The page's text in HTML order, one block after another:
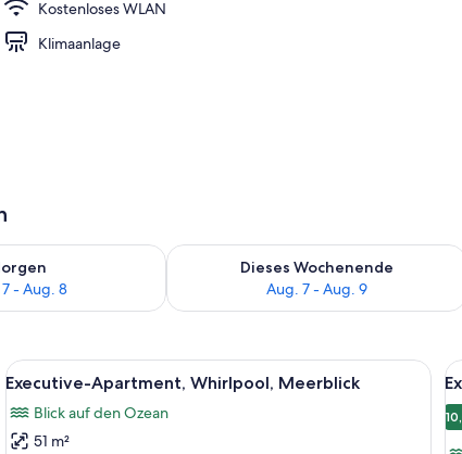
Kostenloses WLAN
Klimaanlage
7.
- Aug. 8
für morgen, Aug. 7 - Aug. 8.
Dieses Wochenende
Aug. 7 - Aug. 9
Überprüfe die Verfügbarkeit für
Holz-Kopfteil, zwei Nachttischlampen und einer Steckdose an der
Alle
Fotos
für
Executive-
Eine kleine Einzelunterkunft mit
15
Executive-Apartment, Whirlpool, Meerblick
Blick auf den Ozean
51 m²